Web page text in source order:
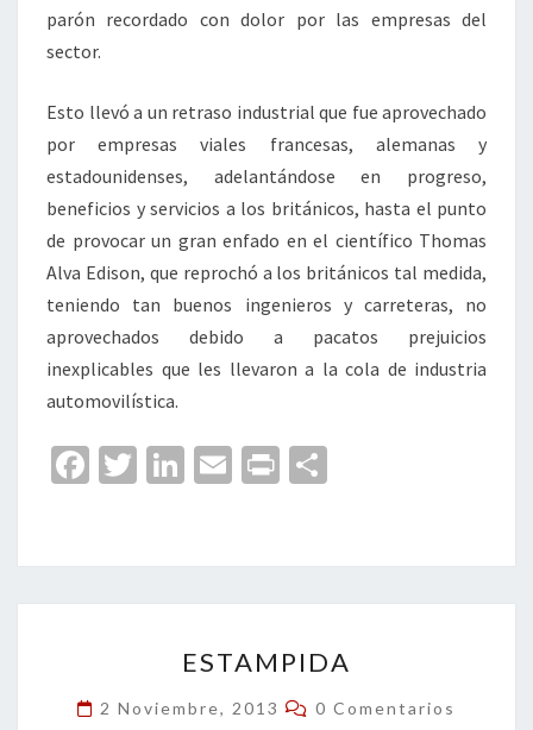
parón recordado con dolor por las empresas del
sector.
Esto llevó a un retraso industrial que fue aprovechado
por empresas viales francesas, alemanas y
estadounidenses, adelantándose en progreso,
beneficios y servicios a los británicos, hasta el punto
de provocar un gran enfado en el científico Thomas
Alva Edison, que reprochó a los británicos tal medida,
teniendo tan buenos ingenieros y carreteras, no
aprovechados debido a pacatos prejuicios
inexplicables que les llevaron a la cola de industria
automovilística.
Fa
o
o
T
er
Li
dI
n
E
l
Pr
p
ar
tir
ESTAMPIDA
2 Noviembre, 2013 Comentarios
0 Comentarios